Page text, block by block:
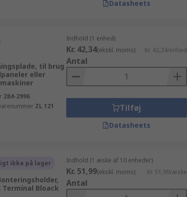
Datasheets
til brug
eller
284-2996
ZL 121
Indhold (1 enhed)
Kr. 42,34(ekskl. moms) Kr. 42,34/enhed
Antal
Tilføj
Datasheets
ikke på lager
Bloack
Indhold (1 æske af 10 enheder)
Kr. 51,99(ekskl. moms) Kr. 51,99/æske
Antal